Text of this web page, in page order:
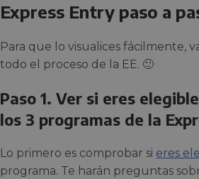
Express Entry paso a
Para que lo visualices fácilmente,
todo el proceso de la EE. 🙂
Paso 1. Ver si eres
los 3 programas de la
Lo primero es comprobar si eres
programa. Te harán preguntas